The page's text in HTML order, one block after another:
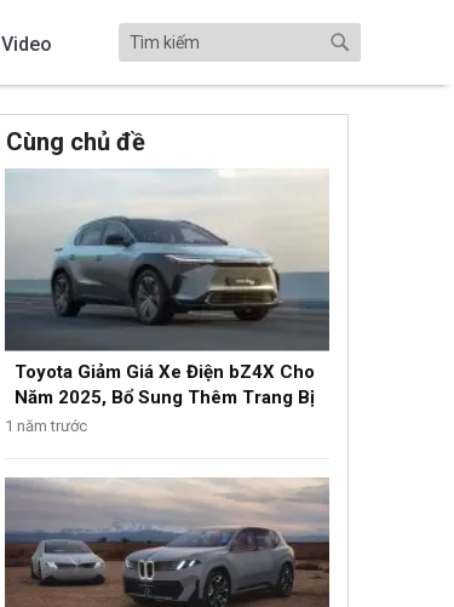
Video
Cùng chủ đề
Toyota Giảm Giá Xe Điện bZ4X Cho
Năm 2025, Bổ Sung Thêm Trang Bị
1 năm trước